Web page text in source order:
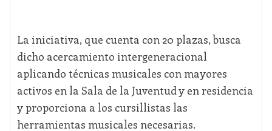
La iniciativa, que cuenta con 20 plazas, busca
dicho acercamiento intergeneracional
aplicando técnicas musicales con mayores
activos en la Sala de la Juventud y en residencia
y proporciona a los cursillistas las
herramientas musicales necesarias.